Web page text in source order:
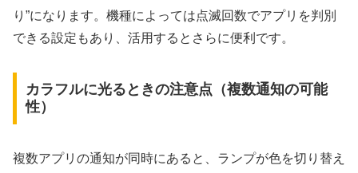
り”になります。機種によっては点滅回数でアプリを判別
できる設定もあり、活用するとさらに便利です。
カラフルに光るときの注意点（複数通知の可能
性）
複数アプリの通知が同時にあると、ランプが色を切り替え